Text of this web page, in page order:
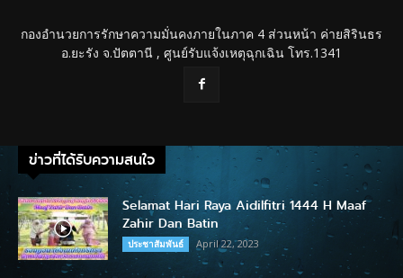
กองอำนวยการรักษาความมั่นคงภายในภาค 4 ส่วนหน้า ค่ายสิรินธร
อ.ยะรัง จ.ปัตตานี , ศูนย์รับแจ้งเหตุฉุกเฉิน โทร.1341
ข่าวที่ได้รับความสนใจ
Selamat Hari Raya Aidilfitri 1444 H Maaf
Zahir Dan Batin
ประชาสัมพันธ์ April 22, 2023